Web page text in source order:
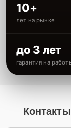
10+
лет на рынке
до 3 лет
гарантия на